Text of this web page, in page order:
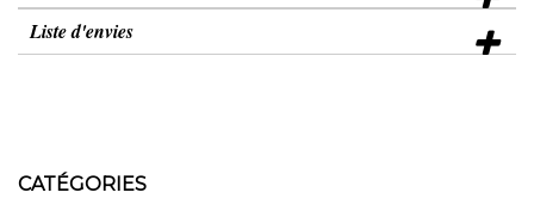
Liste d'envies
CATÉGORIES